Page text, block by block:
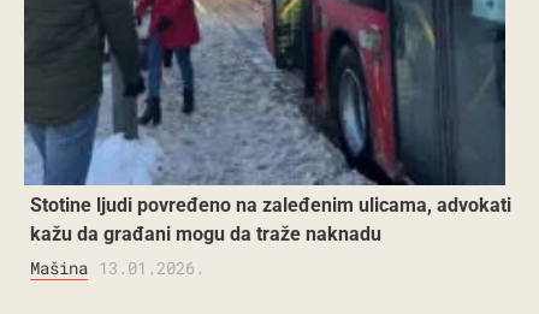
Stotine ljudi povređeno na zaleđenim ulicama, advokati
kažu da građani mogu da traže naknadu
Mašina 13.01.2026.